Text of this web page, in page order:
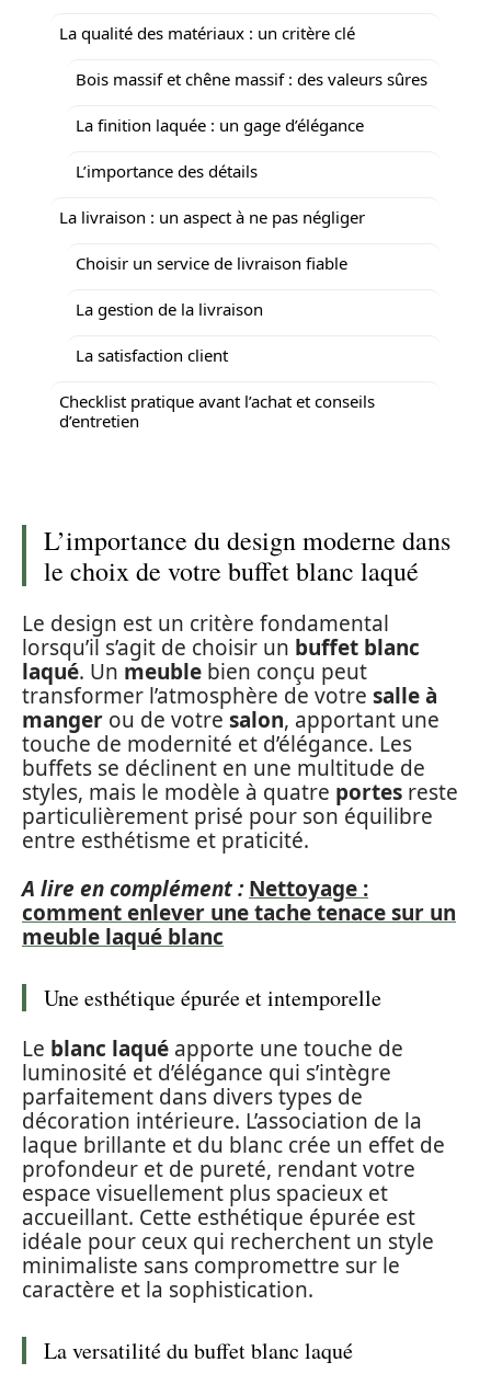
La qualité des matériaux : un critère clé
Bois massif et chêne massif : des valeurs sûres
La finition laquée : un gage d’élégance
L’importance des détails
La livraison : un aspect à ne pas négliger
Choisir un service de livraison fiable
La gestion de la livraison
La satisfaction client
Checklist pratique avant l’achat et conseils
d’entretien
L’importance du design moderne dans
le choix de votre buffet blanc laqué
Le design est un critère fondamental
lorsqu’il s’agit de choisir un buffet blanc
laqué. Un meuble bien conçu peut
transformer l’atmosphère de votre salle à
manger ou de votre salon, apportant une
touche de modernité et d’élégance. Les
buffets se déclinent en une multitude de
styles, mais le modèle à quatre portes reste
particulièrement prisé pour son équilibre
entre esthétisme et praticité.
A lire en complément : Nettoyage :
comment enlever une tache tenace sur un
meuble laqué blanc
Une esthétique épurée et intemporelle
Le blanc laqué apporte une touche de
luminosité et d’élégance qui s’intègre
parfaitement dans divers types de
décoration intérieure. L’association de la
laque brillante et du blanc crée un effet de
profondeur et de pureté, rendant votre
espace visuellement plus spacieux et
accueillant. Cette esthétique épurée est
idéale pour ceux qui recherchent un style
minimaliste sans compromettre sur le
caractère et la sophistication.
La versatilité du buffet blanc laqué